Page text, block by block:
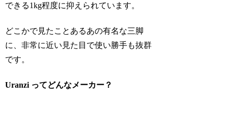
できる1kg程度に抑えられています。
どこかで見たことあるあの有名な三脚
に、非常に近い見た目で使い勝手も抜群
です。
Uranzi ってどんなメーカー？